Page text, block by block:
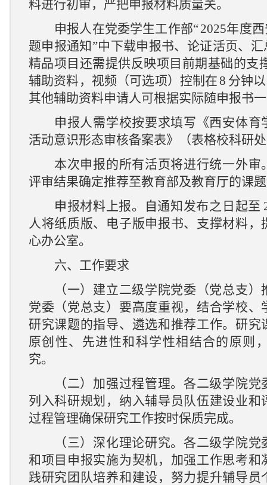
料进行初审，严把申报材料质量关。
申报人在党委学生工作部“2025年度
题申报通知”中下载申报书、论证活页、
精品项目还需提供反映项目前期基础的支
辅助资料，视频（可选项）控制在8 分钟
其他辅助资料申请人可根据实际随申报书
申报人需学校按要求填写《西安体
活动意识形态审核备案表》（表格校科研
本次申报的所有活页将进行统一外
评审结果确定推荐至教育部及教育厅的课
申报材料上报。自通知发布之日起至
人将纸质版、电子版申报书、支撑材料，
心办公室。
六、工作要求
（一）建立二级学院党委（党总支
党委（党总支）要高度重视，结合学校
研究课题的指导、遴选和推荐工作。研
原创性、先进性和科学性相结合的原则
究。
（二）加强过程管理。各二级学院
列入科研规划，纳入辅导员队伍建设业
过程管理确保研究工作按时保质完成。
（三）深化理论研究。各二级学院
和项目申报实施为契机，加强工作思考
践研究团队培养和建设，努力提升辅导